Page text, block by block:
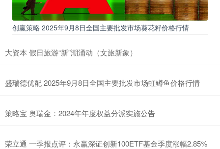
创赢策略 2025年9月8日全国主要批发市场葵花籽价格行情
大资本 假日旅游“新”潮涌动（文旅新象）
盛瑞德优配 2025年9月8日全国主要批发市场虹鳟鱼价格行情
策略宝 奥瑞金：2024年年度权益分派实施公告
荣立通 一季报点评：永赢深证创新100ETF基金季度涨幅2.85%